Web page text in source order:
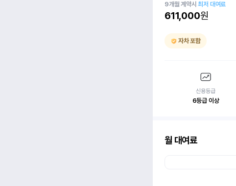
9개월 계약시최저 대여료
611,000원
자차 포함
신용등급
6등급 이상
월 대여료